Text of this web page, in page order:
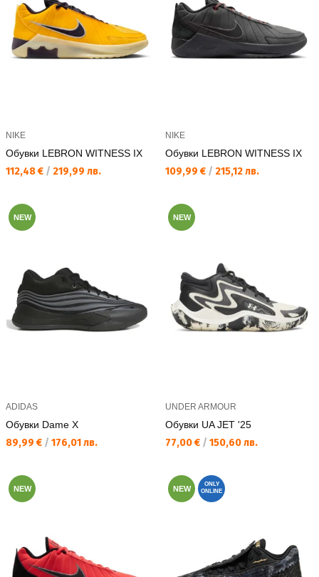
NIKE
Обувки LEBRON WITNESS IX
Текуща цена:
112,48 € / 219,99 лв.
NIKE
Обувки LEBRON WITNESS IX
Текуща цена:
109,99 € / 215,12 лв.
NEW
ADIDAS
Обувки Dame X
Текуща цена:
89,99 € / 176,01 лв.
NEW
UNDER ARMOUR
Обувки UA JET '25
Текуща цена:
77,00 € / 150,60 лв.
NEW NEW
ONLY
ONLINE